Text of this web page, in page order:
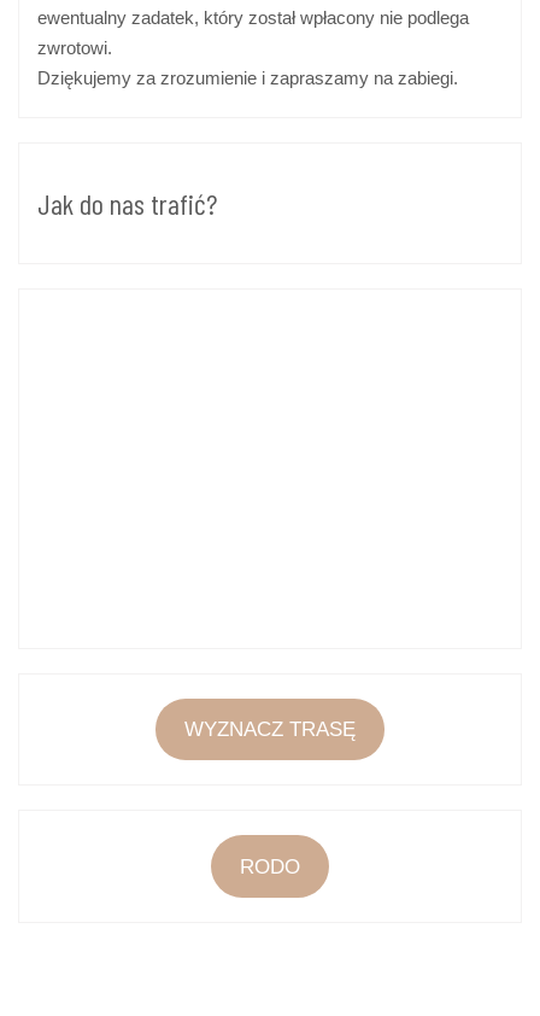
ewentualny zadatek, który został wpłacony nie podlega
zwrotowi.
Dziękujemy za zrozumienie i zapraszamy na zabiegi.
Jak do nas trafić?
WYZNACZ TRASĘ
RODO